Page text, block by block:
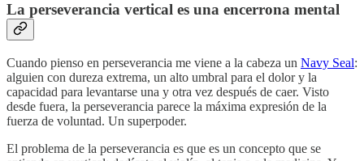
La perseverancia vertical es una encerrona mental
Cuando pienso en perseverancia me viene a la cabeza un Navy Seal:
alguien con dureza extrema, un alto umbral para el dolor y la
capacidad para levantarse una y otra vez después de caer. Visto
desde fuera, la perseverancia parece la máxima expresión de la
fuerza de voluntad. Un superpoder.
El problema de la perseverancia es que es un concepto que se